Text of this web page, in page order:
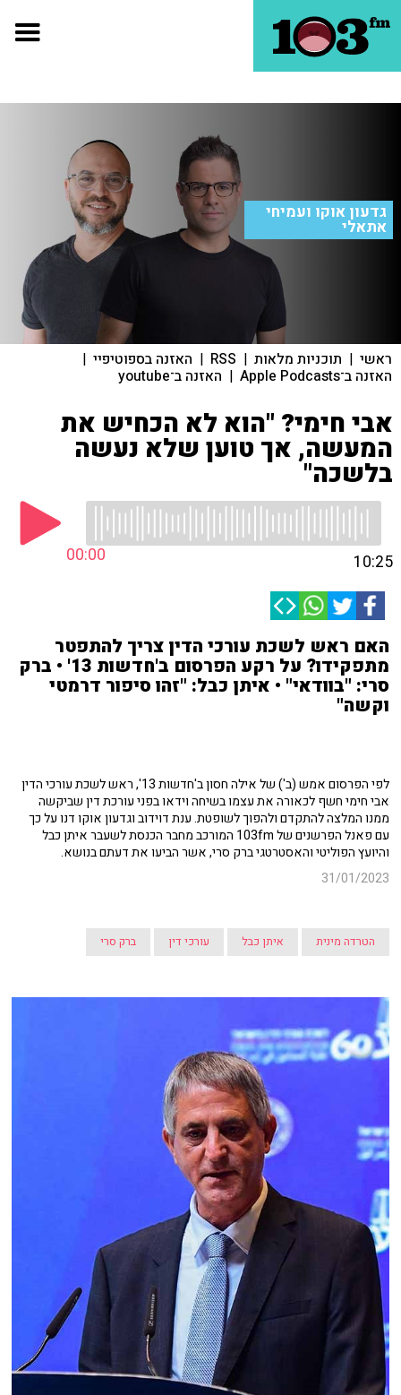
גדעון אוקו ועמיחי
אתאלי
ראשי | תוכניות מלאות |
RSS
| האזנה בספוטיפיי |
האזנה ב־Apple Podcasts | האזנה ב־youtube
אבי חימי? "הוא לא הכחיש את
המעשה, אך טוען שלא נעשה
בלשכה"
00:00 10:25
האם ראש לשכת עורכי הדין צריך להתפטר
מתפקידו? על רקע הפרסום ב'חדשות 13' • ברק
סרי: "בוודאי" • איתן כבל: "זהו סיפור דרמטי
וקשה"
לפי הפרסום אמש (ב') של אילה חסון ב'חדשות 13', ראש לשכת עורכי הדין
אבי חימי חשף לכאורה את עצמו בשיחה וידאו בפני עורכת דין שביקשה
ממנו המלצה להתקדם ולהפוך לשופטת. ענת דוידוב וגדעון אוקו דנו על כך
עם פאנל הפרשנים של 103fm המורכב מחבר הכנסת לשעבר איתן כבל
והיועץ הפוליטי והאסטרטגי ברק סרי, אשר הביעו את דעתם בנושא.
31/01/2023
הטרדה מינית איתן כבל עורכי דין ברק סרי